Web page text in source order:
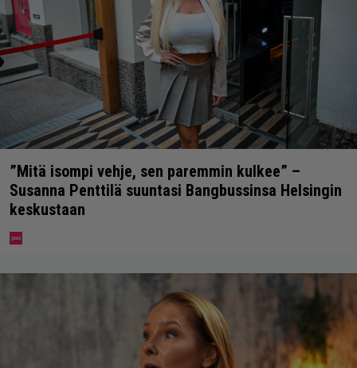
”Mitä isompi vehje, sen paremmin kulkee” –
Susanna Penttilä suuntasi Bangbussinsa Helsingin
keskustaan